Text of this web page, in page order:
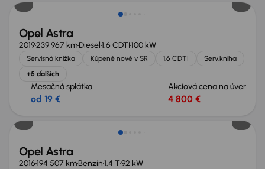
Opel Astra
2019239 967 kmDiesel1.6 CDTI100 kW
Servisná knižka Kúpené nové v SR 1.6 CDTI
Serv.kniha
+5 ďalších
Mesačná splátka
od 19 €
Akciová cena na úver
4 800 €
Zlacnené o 700 €
Opel Astra
2016194 507 kmBenzín1.4 T92 kW